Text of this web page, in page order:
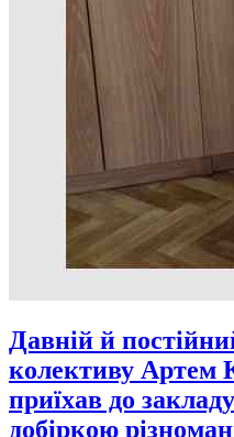
Давній й
колективу Артем
приїхав до
добіркою